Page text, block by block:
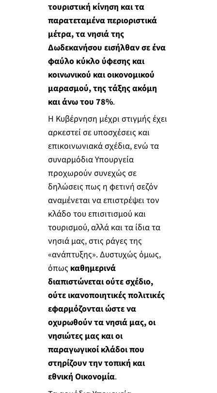
τουριστική κίνηση και τα
παρατεταμένα περιοριστικά
μέτρα, τα νησιά της
Δωδεκανήσου εισήλθαν σε ένα
φαύλο κύκλο ύφεσης και
κοινωνικού και οικονομικού
μαρασμού, της τάξης ακόμη
και άνω του 78%.
Η Κυβέρνηση μέχρι στιγμής έχει
αρκεστεί σε υποσχέσεις και
επικοινωνιακά σχέδια, ενώ τα
συναρμόδια Υπουργεία
προχωρούν συνεχώς σε
δηλώσεις πως η φετινή σεζόν
αναμένεται να επιστρέψει τον
κλάδο του επισιτισμού και
τουρισμού, αλλά και τα ίδια τα
νησιά μας, στις ράγες της
«ανάπτυξης». Δυστυχώς όμως,
όπως καθημερινά
διαπιστώνεται ούτε σχέδιο,
ούτε ικανοποιητικές πολιτικές
εφαρμόζονται ώστε να
οχυρωθούν τα νησιά μας, οι
νησιώτες μας και οι
παραγωγικοί κλάδοι που
στηρίζουν την τοπική και
εθνική Οικονομία.